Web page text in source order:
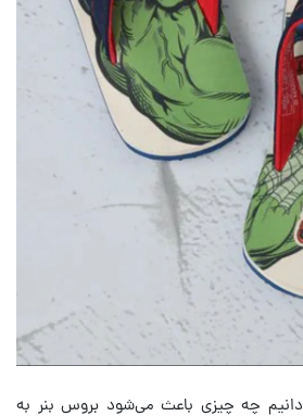
چه چیزی باعث می‌شود بروس بنر به